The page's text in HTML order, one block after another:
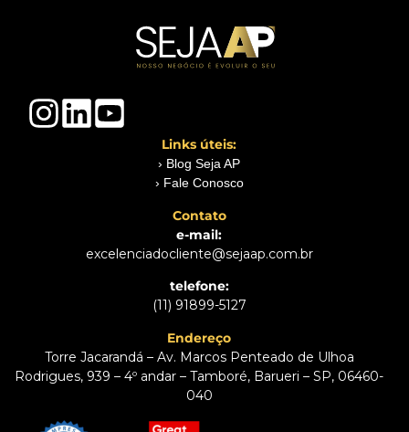
Links úteis:
› Blog Seja AP
› Fale Conosco
Contato
e-mail:
excelenciadocliente@sejaap.com.br
telefone:
(11) 91899-5127
Endereço
Torre Jacarandá – Av. Marcos Penteado de Ulhoa
Rodrigues, 939 – 4º andar – Tamboré, Barueri – SP, 06460-
040